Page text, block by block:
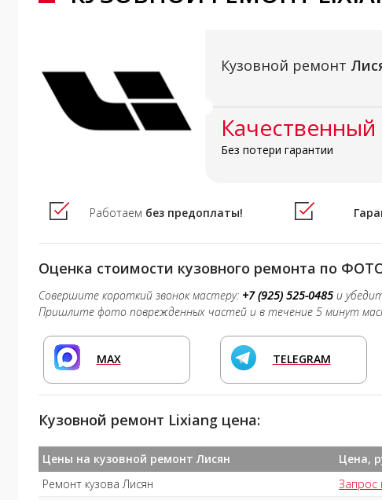
Кузовной ремонт
Без потери гарантии
Работаем без предоплаты!
Оценка стоимости кузовного ремонта по
Совершите короткий звонок мастеру: +7 (925) 525-0485 и
Пришлите фото поврежденных частей и в течение 5 минут
MAX TELEGRAM
Кузовной ремонт Lixiang цена:
Цены на кузовной ремонт Лисян
Цена,
Ремонт кузова Лисян
Запрос